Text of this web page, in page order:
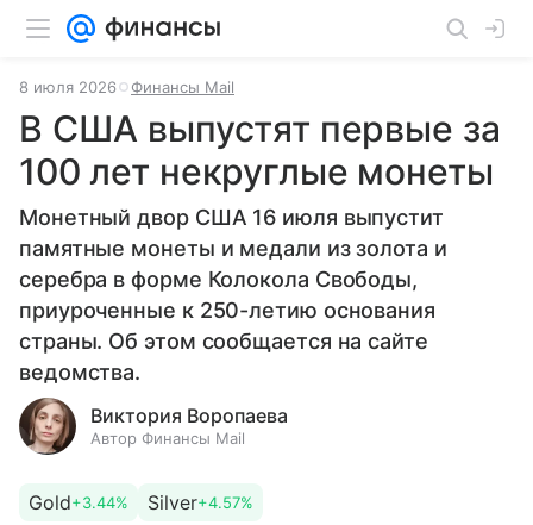
8 июля 2026 Финансы Mail
В США выпустят первые за
100 лет некруглые монеты
Монетный двор США 16 июля выпустит
памятные монеты и медали из золота и
серебра в форме Колокола Свободы,
приуроченные к 250-летию основания
страны. Об этом сообщается на сайте
ведомства.
Виктория Воропаева
Автор Финансы Mail
Gold+3.44% Silver+4.57%